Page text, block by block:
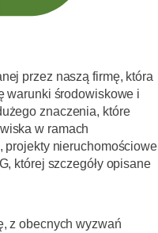
przez naszą firmę, która
warunki środowiskowe i
znaczenia, które
w ramach
projekty nieruchomościowe
której szczegóły opisane
z obecnych wyzwań